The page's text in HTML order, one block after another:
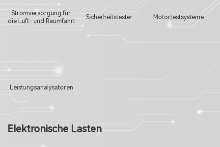
Stromversorgung für
die Luft- und Raumfahrt
Sicherheitstester Motortestsysteme
Leistungsanalysatoren
Elektronische Lasten